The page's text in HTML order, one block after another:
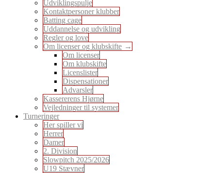
Udviklingspulje
Kontaktpersoner klubber
Batting cage
Uddannelse og udvikling
Regler og love
Om licenser og klubskifte
Om licenser
Om klubskifte
Licenslister
Dispensationer
Advarsler
Kassererens Hjørne
Vejledninger til systemer
Turneringer
Her spiller vi
Herrer
Damer
2. Division
Slowpitch 2025/2026
U19 Stævner